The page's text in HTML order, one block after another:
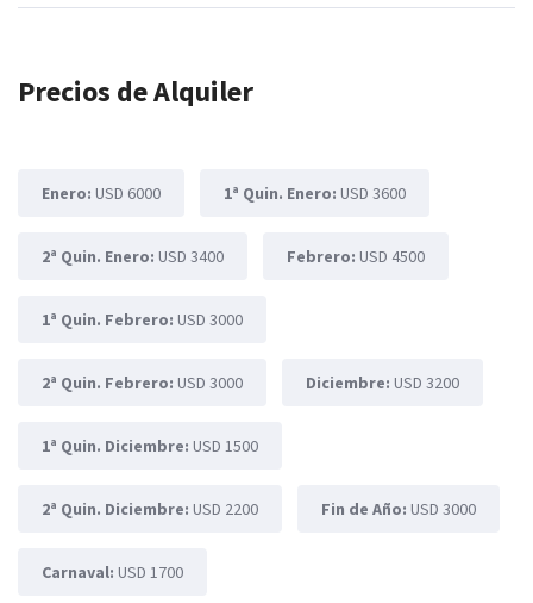
Precios de Alquiler
Enero: USD 6000 1ª Quin. Enero: USD 3600
2ª Quin. Enero: USD 3400 Febrero: USD 4500
1ª Quin. Febrero: USD 3000
2ª Quin. Febrero: USD 3000 Diciembre: USD 3200
1ª Quin. Diciembre: USD 1500
2ª Quin. Diciembre: USD 2200 Fin de Año: USD 3000
Carnaval: USD 1700